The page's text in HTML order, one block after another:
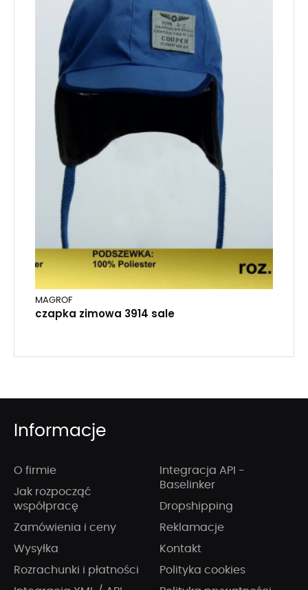
MAGROF
czapka zimowa 3914 sale
Informacje
O firmie
Jak rozpocząć
współpracę
Zamówienia i ceny
Wysyłka
Rozrachunki i płatności
Integracja API -
Baselinker
Dropshipping
Reklamacje
Kontakt
Polityka cookies